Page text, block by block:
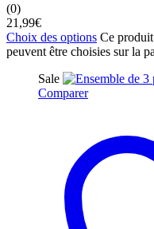
(0)
21,99€
Choix des options Ce
peuvent être choisies sur la
Sale
Comparer